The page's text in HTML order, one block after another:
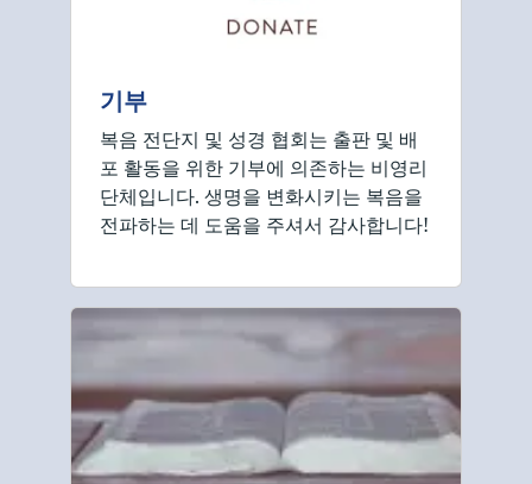
기부
복음 전단지 및 성경 협회는 출판 및 배
포 활동을 위한 기부에 의존하는 비영리
단체입니다. 생명을 변화시키는 복음을
전파하는 데 도움을 주셔서 감사합니다!